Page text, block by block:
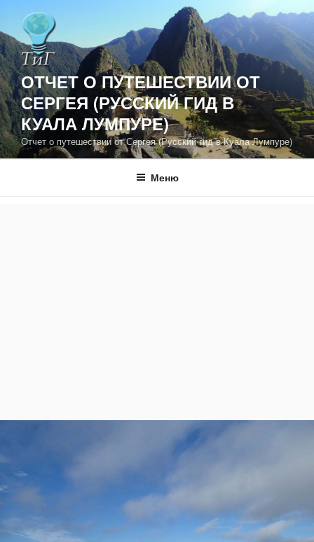
содержимому
ОТЧЕТ О ПУТЕШЕСТВИИ ОТ
СЕРГЕЯ (РУССКИЙ ГИД В
КУАЛА ЛУМПУРЕ)
Отчет о путешествии от Сергея (Русский гид в Куала Лумпуре)
Меню